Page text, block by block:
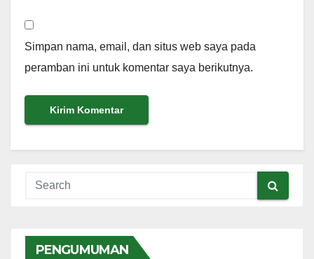
Simpan nama, email, dan situs web saya pada
peramban ini untuk komentar saya berikutnya.
PENGUMUMAN